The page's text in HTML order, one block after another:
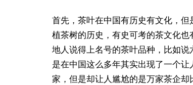
首先，茶叶在中国有历史有文化，
植茶树的历史，有史可考的茶文化
地人说得上名号的茶叶品种，比如
是在中国这么多年其实出现了一个
家，但是却让人尴尬的是万家茶企